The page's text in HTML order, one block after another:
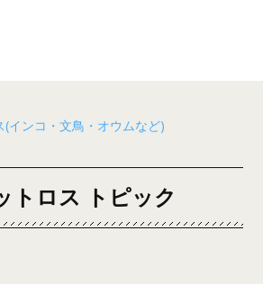
インコ・文鳥・オウムなど)
トロス トピック